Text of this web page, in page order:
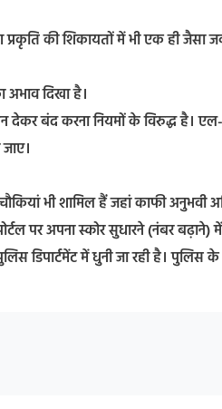
की शिकायतों में भी एक ही जैसा
अभाव दिखा है।
बंद करना नियमों के विरुद्ध है। एल-
भी शामिल हैं जहां काफी अनुभवी
पर अपना स्कोर सुधारने (नंबर
डिपार्टमेंट में धुनी जा रही है।